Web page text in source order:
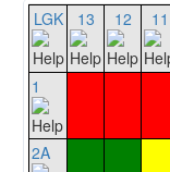
LGK
13 12 11
1
2A